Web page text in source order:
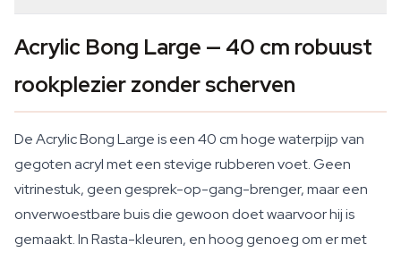
Acrylic Bong Large — 40 cm robuust
rookplezier zonder scherven
De Acrylic Bong Large is een 40 cm hoge waterpijp van
gegoten acryl met een stevige rubberen voet. Geen
vitrinestuk, geen gesprek-op-gang-brenger, maar een
onverwoestbare buis die gewoon doet waarvoor hij is
gemaakt. In Rasta-kleuren, en hoog genoeg om er met